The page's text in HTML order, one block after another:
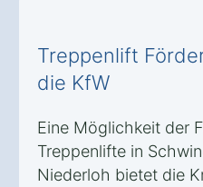
Treppenlift
die KfW
Eine Möglichkeit der
Treppenlifte in
Niederloh bietet die